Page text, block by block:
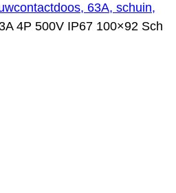
63A, schuin,
4P 500V IP67 100×92 Sch